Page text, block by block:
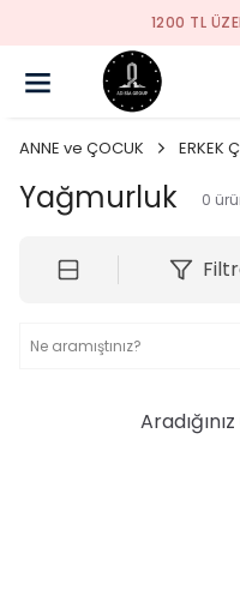
1200 TL
ANNE ve ÇOCUK ERKEK
Yağmurluk 0